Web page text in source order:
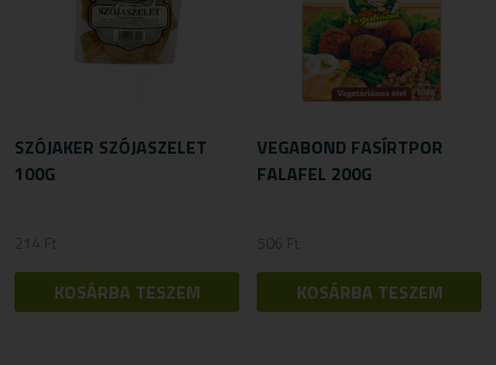
SZÓJAKER SZÓJASZELET
100G
214 Ft
KOSÁRBA TESZEM
VEGABOND FASÍRTPOR
FALAFEL 200G
506 Ft
KOSÁRBA TESZEM